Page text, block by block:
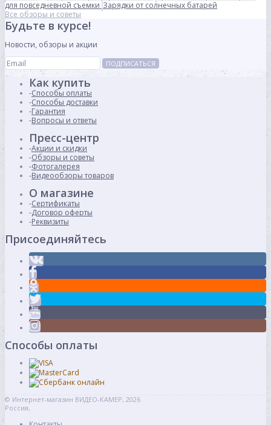
для повседневной съемки Зарядки от солнечных батарей
Все обзоры и советы
Будьте в курсе!
Новости, обзоры и акции
ПОДПИСАТЬСЯ
Как купить
Способы оплаты
Способы доставки
Гарантия
Вопросы и ответы
Пресс-центр
Акции и скидки
Обзоры и советы
Фотогалерея
Видеообзоры товаров
О магазине
Сертификаты
Договор оферты
Реквизиты
Присоединяйтесь
Способы оплаты
© Интернет-магазин ВИДЕО-КАМЕР, 2026
Россия,